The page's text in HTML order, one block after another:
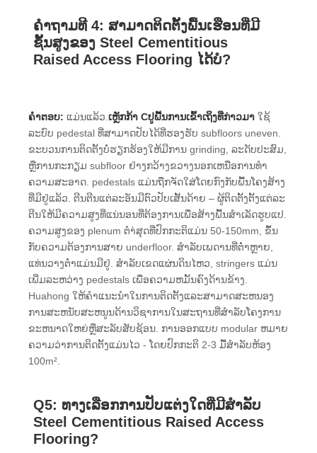
ຄໍາຖາມທີ 4: ສາມາດຕິດຕັ້ງພື້ນເຮືອນທີ່ມີ
ຊັ້ນສູງຂອງ Steel Cementitious
Raised Access Flooring ໄດ້ບໍ?
ຄໍາຕອບ: ແມ່ນແລ້ວ.ເຫຼັກກ້າ Cປູພື້ນການເຂົ້າເຖິງທີ່ກ່າວມາ ໃຊ້
ລະບົບ pedestal ທີ່ສາມາດປັບໄດ້ທີ່ຮອງຮັບ subfloors uneven.
ຂະບວນການຕິດຕັ້ງບໍ່ຮຽກຮ້ອງໃຫ້ມີການ grinding, ລະດັບປະສົມ,
ຫຼືການກະກຽມ subfloor ຢ່າງກວ້າງຂວາງນອກເຫນືອການທໍາ
ຄວາມສະອາດ. pedestals ແມ່ນຖືກຈັດໃສ່ໂດຍກົງກັບພື້ນໂຄງສ້າງ
ທີ່ມີຢູ່ແລ້ວ. ຕີນຕີນແຕ່ລະອັນມີຕົວປັບເສັ້ນດ້າຍ – ຜູ້ຕິດຕັ້ງຕັ້ງແຕ່ລະ
ຕີນໃຫ້ມີຄວາມສູງທີ່ແນ່ນອນທີ່ຕ້ອງການເພື່ອສ້າງພື້ນສໍາເລັດຮູບແປ.
ຄວາມສູງຂອງ plenum ຕໍາ່ສຸດທີ່ປົກກະຕິແມ່ນ 50-150mm, ຂຶ້ນ
ກັບຄວາມຕ້ອງການສາຍ underfloor. ສໍາລັບເພດານທີ່ຕໍ່າຫຼາຍ,
ແທ່ນວາງຕ່ໍາແມ່ນມີຢູ່. ສໍາລັບເຂດແຜ່ນດິນໄຫວ, stringers ແມ່ນ
ເພີ່ມລະຫວ່າງ pedestals ເພື່ອຄວາມຫມັ້ນຄົງດ້ານຂ້າງ.
Huahong ໃຫ້ຄໍາແນະນໍາໃນການຕິດຕັ້ງແລະສາມາດສະຫນອງ
ການສະຫນັບສະຫນູນດ້ານວິຊາການໃນສະຖານທີ່ສໍາລັບໂຄງການ
ຂະຫນາດໃຫຍ່ຫຼືສະລັບສັບຊ້ອນ. ການອອກແບບ modular ຫມາຍ
ຄວາມວ່າການຕິດຕັ້ງແມ່ນໄວ - ໂດຍປົກກະຕິ 2-3 ມື້ສໍາລັບຫ້ອງ
100m².
Q5: ທາງເລືອກການປັບແຕ່ງໃດທີ່ມີສໍາລັບ
Steel Cementitious Raised Access
Flooring?